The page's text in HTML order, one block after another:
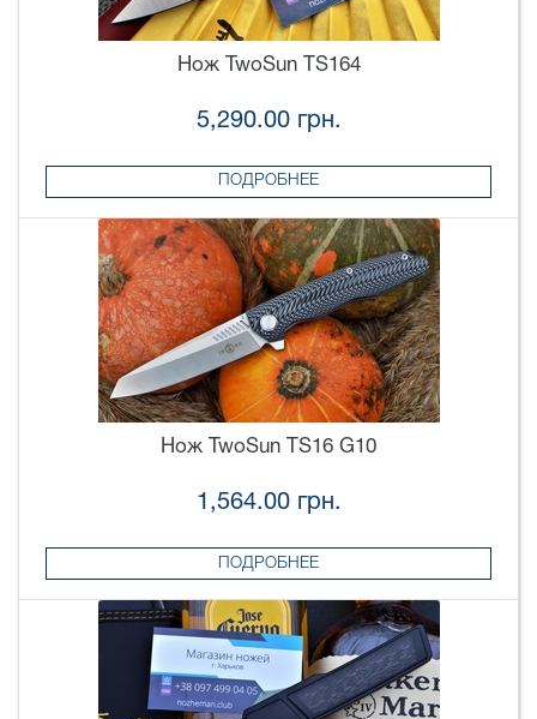
Нож TwoSun TS164
5,290.00 грн.
ПОДРОБНЕЕ
Нож TwoSun TS16 G10
1,564.00 грн.
ПОДРОБНЕЕ